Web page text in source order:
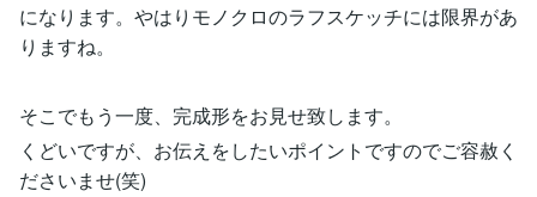
になります。やはりモノクロのラフスケッチには限界があ
りますね。
そこでもう一度、完成形をお見せ致します。
くどいですが、お伝えをしたいポイントですのでご容赦く
ださいませ(笑)